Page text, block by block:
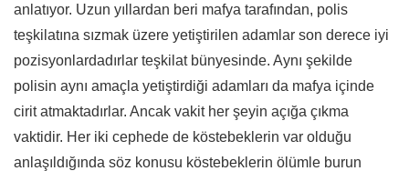
anlatıyor. Uzun yıllardan beri mafya tarafından, polis
teşkilatına sızmak üzere yetiştirilen adamlar son derece iyi
pozisyonlardadırlar teşkilat bünyesinde. Aynı şekilde
polisin aynı amaçla yetiştirdiği adamları da mafya içinde
cirit atmaktadırlar. Ancak vakit her şeyin açığa çıkma
vaktidir. Her iki cephede de köstebeklerin var olduğu
anlaşıldığında söz konusu köstebeklerin ölümle burun